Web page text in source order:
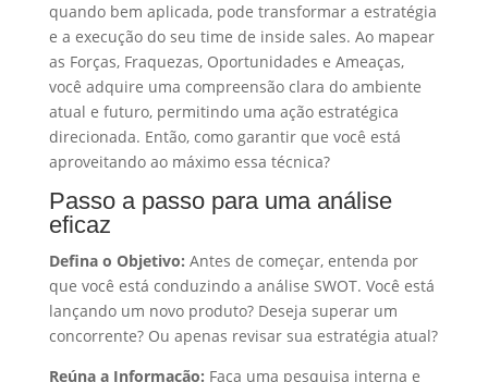
quando bem aplicada, pode transformar a estratégia
e a execução do seu time de inside sales. Ao mapear
as Forças, Fraquezas, Oportunidades e Ameaças,
você adquire uma compreensão clara do ambiente
atual e futuro, permitindo uma ação estratégica
direcionada. Então, como garantir que você está
aproveitando ao máximo essa técnica?
Passo a passo para uma análise
eficaz
Defina o Objetivo: Antes de começar, entenda por
que você está conduzindo a análise SWOT. Você está
lançando um novo produto? Deseja superar um
concorrente? Ou apenas revisar sua estratégia atual?
Reúna a Informação: Faça uma pesquisa interna e